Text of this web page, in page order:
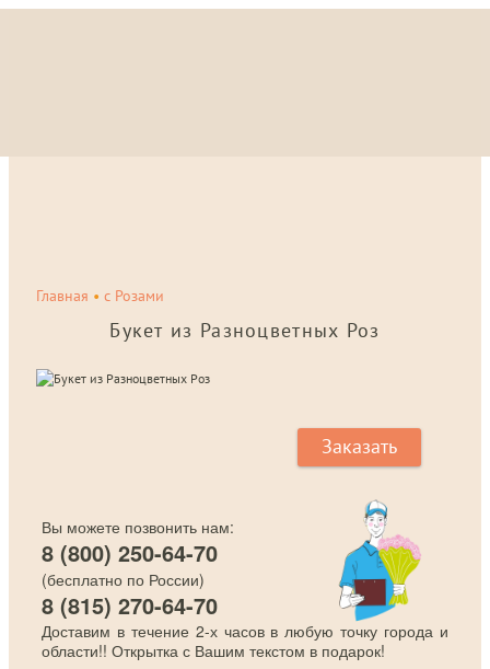
Главная •с Розами
Букет из Разноцветных Роз
Заказать
Вы можете позвонить нам:
8 (800) 250-64-70
(бесплатно по России)
8 (815) 270-64-70
Доставим в течение 2-х часов в любую точку города и
области!! Открытка с Вашим текстом в подарок!